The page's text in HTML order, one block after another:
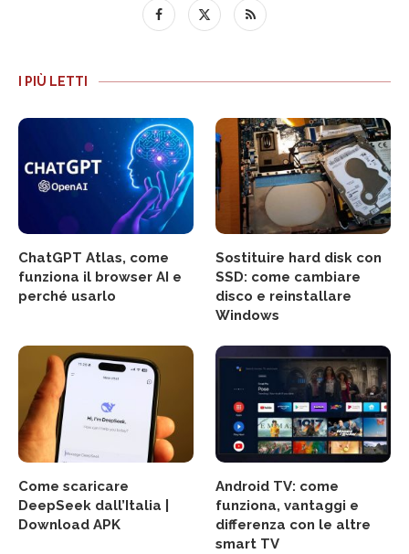
I PIÙ LETTI
ChatGPT Atlas, come
funziona il browser AI e
perché usarlo
Sostituire hard disk con
SSD: come cambiare
disco e reinstallare
Windows
Come scaricare
DeepSeek dall’Italia |
Download APK
Android TV: come
funziona, vantaggi e
differenza con le altre
smart TV